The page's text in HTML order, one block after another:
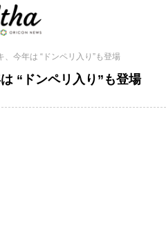
、今年は “ドンペリ入り”も登場
“ドンペリ入り”も登場